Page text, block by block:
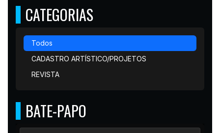
CATEGORIAS
Todos
CADASTRO ARTÍSTICO/PROJETOS
REVISTA
BATE-PAPO